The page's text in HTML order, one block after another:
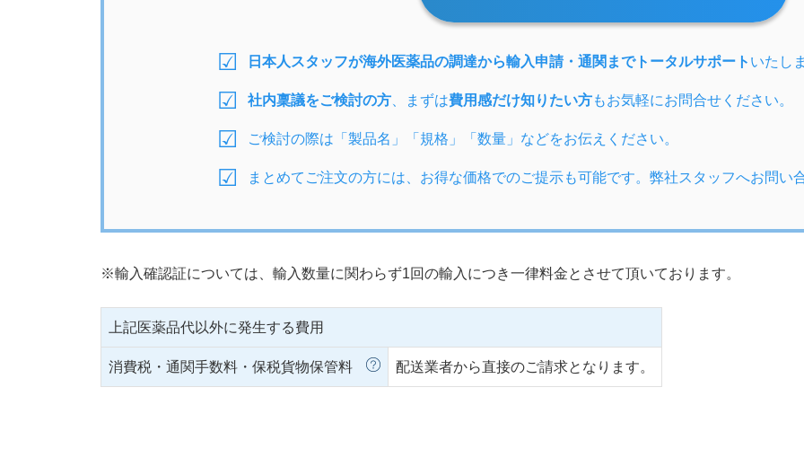
日本人スタッフが海外医薬品の調達から輸入申請・通関までトータルサポート いたし
社内稟議をご検討の方 、まずは費用感だけ知りたい方もお気軽にお問合せください。
ご検討の際は「製品名」「規格」「数量」などをお伝えください。
まとめてご注文の方には、お得な価格でのご提示も可能です。弊社スタッフへお問い
※輸入確認証については、輸入数量に関わらず1回の輸入につき一律料金とさせて頂いております。
上記医薬品代以外に発生する費用
消費税・通関手数料・保税貨物保管料 配送業者から直接のご請求となります。